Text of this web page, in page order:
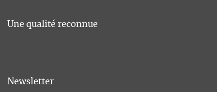
Une qualité reconnue
Newsletter